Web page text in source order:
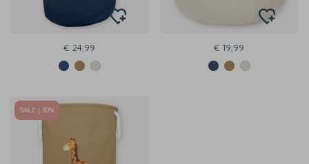
€ 24,99 € 19,99
SALE | 30%